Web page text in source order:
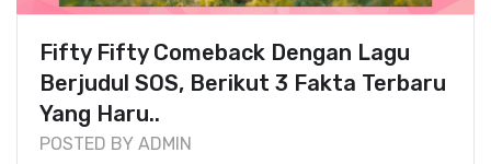
Fifty Fifty Comeback Dengan Lagu
Berjudul SOS, Berikut 3 Fakta Terbaru
Yang Haru..
POSTED BY ADMIN